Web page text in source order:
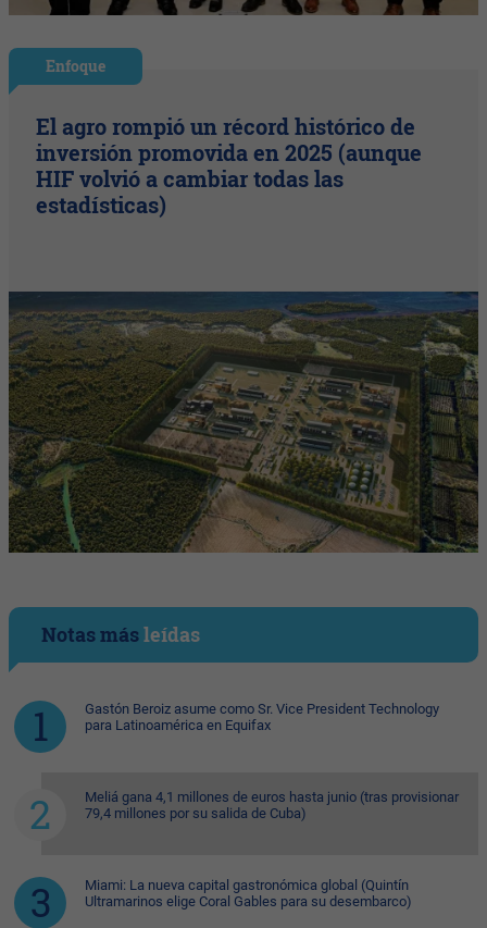
Enfoque
El agro rompió un récord histórico de
inversión promovida en 2025 (aunque
HIF volvió a cambiar todas las
estadísticas)
Notas másleídas
Gastón Beroiz asume como Sr. Vice President Technology
para Latinoamérica en Equifax
Meliá gana 4,1 millones de euros hasta junio (tras provisionar
79,4 millones por su salida de Cuba)
Miami: La nueva capital gastronómica global (Quintín
Ultramarinos elige Coral Gables para su desembarco)